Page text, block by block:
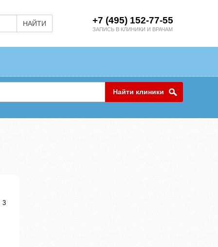
НАЙТИ +7 (495) 152-77-55
ЗАПИСЬ В КЛИНИКИ И ВРАЧАМ
Найти клиники
3